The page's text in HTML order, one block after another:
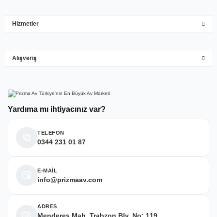
Deneyimini Paylaş
Yardıma mı ihtiyacınız var?
TELEFON
0344 231 01 87
E-MAİL
info@prizmaav.com
ADRES
Hizmetler
Alışveriş